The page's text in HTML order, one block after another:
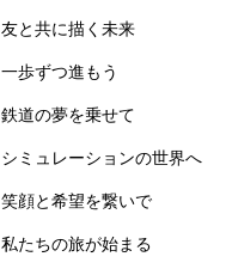
友と共に描く未来
一歩ずつ進もう
鉄道の夢を乗せて
シミュレーションの世界へ
笑顔と希望を繋いで
私たちの旅が始まる